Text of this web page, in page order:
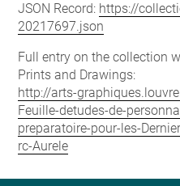
JSON Record: https://
20217697.json
Full entry on the collection
Prints and Drawings:
http://arts-
Feuille-detudes-de-
preparatoire-pour-les-
rc-Aurele